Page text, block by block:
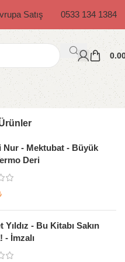
Satış 0533 134 1384
Nur - Mektubat - Büyük
Deri
Yıldız - Bu Kitabı Sakın
- İmzalı